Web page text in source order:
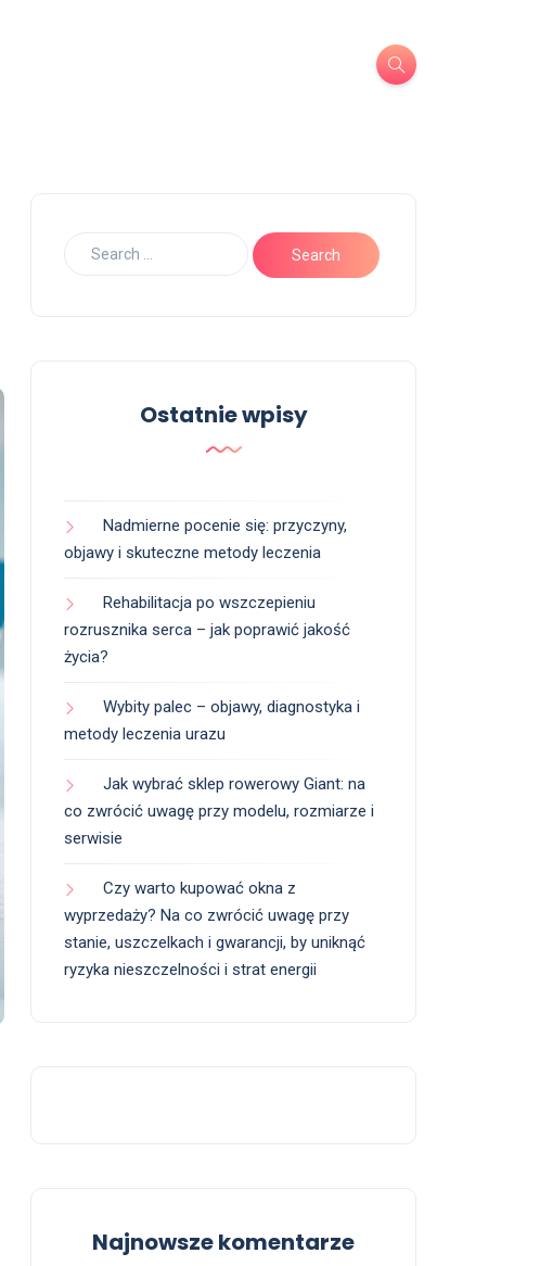
Ostatnie wpisy
Nadmierne pocenie się: przyczyny,
objawy i skuteczne metody leczenia
Rehabilitacja po wszczepieniu
rozrusznika serca – jak poprawić jakość
życia?
Wybity palec – objawy, diagnostyka i
metody leczenia urazu
Jak wybrać sklep rowerowy Giant: na
co zwrócić uwagę przy modelu, rozmiarze i
serwisie
Czy warto kupować okna z
wyprzedaży? Na co zwrócić uwagę przy
stanie, uszczelkach i gwarancji, by uniknąć
ryzyka nieszczelności i strat energii
Najnowsze komentarze